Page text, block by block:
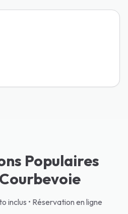
Populaires
inclus • Réservation en ligne